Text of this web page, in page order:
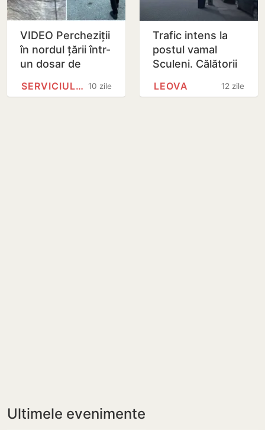
VIDEO Percheziții
în nordul țării într-
un dosar de
7,2 milioane de10 zile
SERVICIULUI VAMAL
Trafic intens la
postul vamal
Sculeni. Călătorii
aleagă rute
12 zile
LEOVA
Ultimele evenimente